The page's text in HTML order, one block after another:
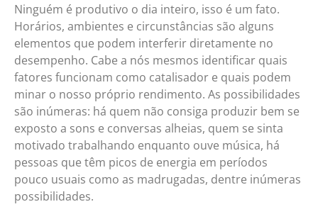
Ninguém é produtivo o dia inteiro, isso é um fato.
Horários, ambientes e circunstâncias são alguns
elementos que podem interferir diretamente no
desempenho. Cabe a nós mesmos identificar quais
fatores funcionam como catalisador e quais podem
minar o nosso próprio rendimento. As possibilidades
são inúmeras: há quem não consiga produzir bem se
exposto a sons e conversas alheias, quem se sinta
motivado trabalhando enquanto ouve música, há
pessoas que têm picos de energia em períodos
pouco usuais como as madrugadas, dentre inúmeras
possibilidades.